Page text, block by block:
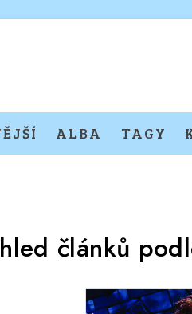
ALBA TAGY
článků